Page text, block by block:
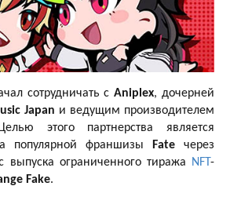
сотрудничать сAniplex, дочерней
Japan и ведущим производителем
этого партнерства является
популярной франшизы
Fate через
выпуска ограниченного тиража
NFT -
Fake.